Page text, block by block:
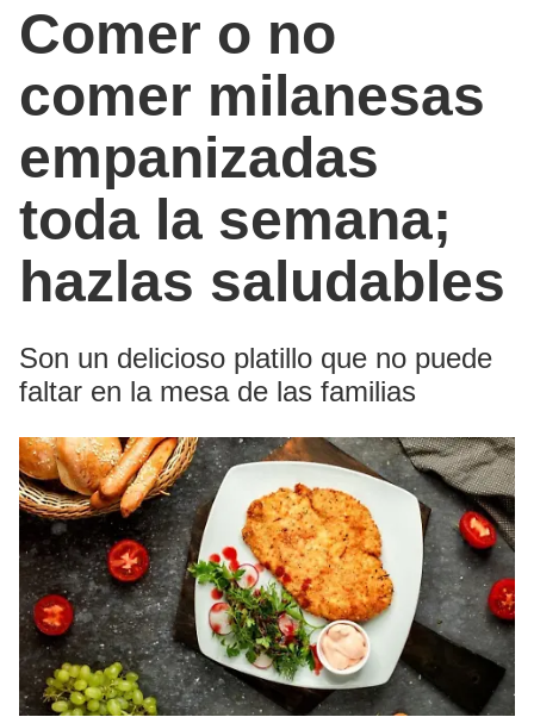
Comer o no
comer milanesas
empanizadas
toda la semana;
hazlas saludables
Son un delicioso platillo que no puede
faltar en la mesa de las familias